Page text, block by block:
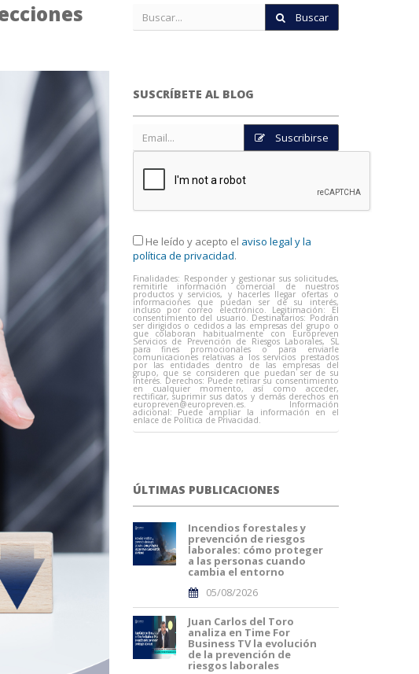
Buscar
SUSCRÍBETE AL BLOG
Suscribirse
He leído y acepto el aviso legal y la
política de privacidad.
Finalidades: Responder y gestionar sus solicitudes,
remitirle información comercial de nuestros
productos y servicios, y hacerles llegar ofertas o
informaciones que puedan ser de su interés,
incluso por correo electrónico. Legitimación: El
consentimiento del usuario. Destinatarios: Podrán
ser dirigidos o cedidos a las empresas del grupo o
que colaboran habitualmente con Europreven
Servicios de Prevención de Riesgos Laborales, SL
para fines promocionales o para enviarle
comunicaciones relativas a los servicios prestados
por las entidades dentro de las empresas del
grupo, que se consideren que puedan ser de su
interés. Derechos: Puede retirar su consentimiento
en cualquier momento, así como acceder,
rectificar, suprimir sus datos y demás derechos en
europreven@europreven.es. Información
adicional: Puede ampliar la información en el
enlace de Política de Privacidad.
ÚLTIMAS PUBLICACIONES
Incendios forestales y
prevención de riesgos
laborales: cómo proteger
a las personas cuando
cambia el entorno
05/08/2026
Juan Carlos del Toro
analiza en Time For
Business TV la evolución
de la prevención de
riesgos laborales